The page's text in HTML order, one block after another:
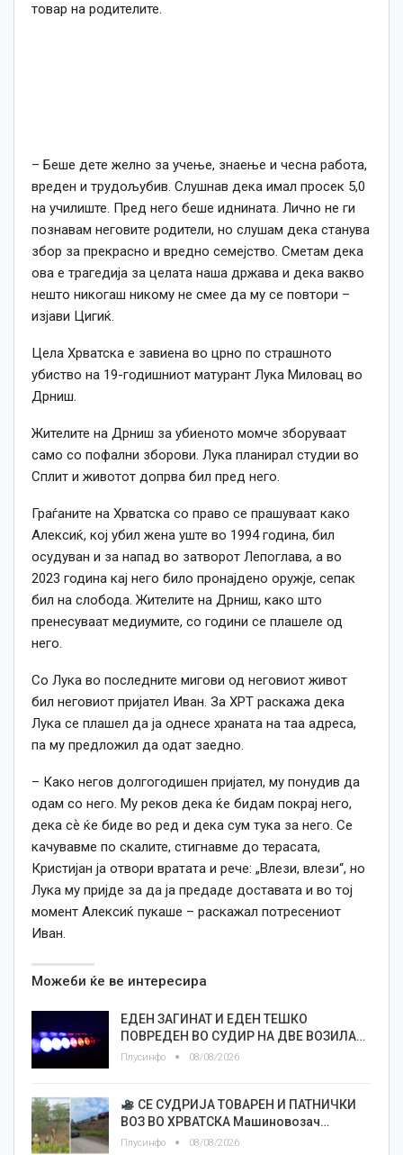
товар на родителите.
– Беше дете желно за учење, знаење и чесна работа,
вреден и трудољубив. Слушнав дека имал просек 5,0
на училиште. Пред него беше иднината. Лично не ги
познавам неговите родители, но слушам дека станува
збор за прекрасно и вредно семејство. Сметам дека
ова е трагедија за целата наша држава и дека вакво
нешто никогаш никому не смее да му се повтори –
изјави Цигиќ.
Цела Хрватска е завиена во црно по страшното
убиство на 19-годишниот матурант Лука Миловац во
Дрниш.
Жителите на Дрниш за убиеното момче зборуваат
само со пофални зборови. Лука планирал студии во
Сплит и животот допрва бил пред него.
Граѓаните на Хрватска со право се прашуваат како
Алексиќ, кој убил жена уште во 1994 година, бил
осудуван и за напад во затворот Лепоглава, а во
2023 година кај него било пронајдено оружје, сепак
бил на слобода. Жителите на Дрниш, како што
пренесуваат медиумите, со години се плашеле од
него.
Со Лука во последните мигови од неговиот живот
бил неговиот пријател Иван. За ХРТ раскажа дека
Лука се плашел да ја однесе храната на таа адреса,
па му предложил да одат заедно.
– Како негов долгогодишен пријател, му понудив да
одам со него. Му реков дека ќе бидам покрај него,
дека сѐ ќе биде во ред и дека сум тука за него. Се
качувавме по скалите, стигнавме до терасата,
Кристијан ја отвори вратата и рече: „Влези, влези“, но
Лука му пријде за да ја предаде доставата и во тој
момент Алексиќ пукаше – раскажал потресениот
Иван.
Можеби ќе ве интересира
ЕДЕН ЗАГИНАТ И ЕДЕН ТЕШКО
ПОВРЕДЕН ВО СУДИР НА ДВЕ ВОЗИЛА…
Плусинфо 08/08/2026
СЕ СУДРИЈА ТОВАРЕН И ПАТНИЧКИ
ВОЗ ВО ХРВАТСКА Машиновозач…
Плусинфо 08/08/2026